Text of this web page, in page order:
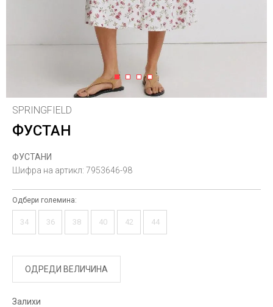
1 2 3 4
SPRINGFIELD
ФУСТАН
ФУСТАНИ
Шифра на артикл: 7953646-98
Одбери големина:
34 36 38 40 42 44
ОДРЕДИ ВЕЛИЧИНА
Залихи